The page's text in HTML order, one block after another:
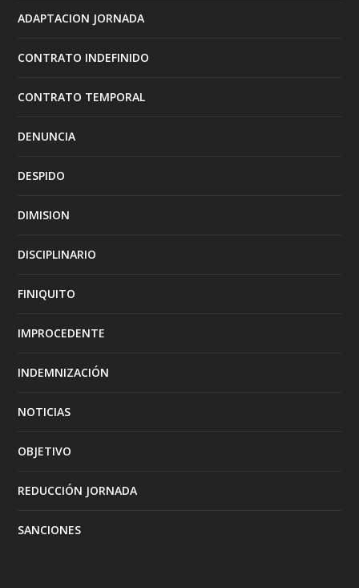
ADAPTACION JORNADA
CONTRATO INDEFINIDO
CONTRATO TEMPORAL
DENUNCIA
DESPIDO
DIMISION
DISCIPLINARIO
FINIQUITO
IMPROCEDENTE
INDEMNIZACIÓN
NOTICIAS
OBJETIVO
REDUCCIÓN JORNADA
SANCIONES